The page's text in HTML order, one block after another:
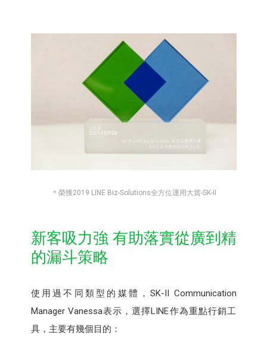
＊榮獲2019 LINE Biz-Solutions全方位運用大賞-SK-II
新客吸力強 有助落實從廣到精
的漏斗策略
使用過不同類型的媒體，SK-II Communication
Manager Vanessa表示，選擇LINE作為重點行銷工
具，主要有幾個目的：